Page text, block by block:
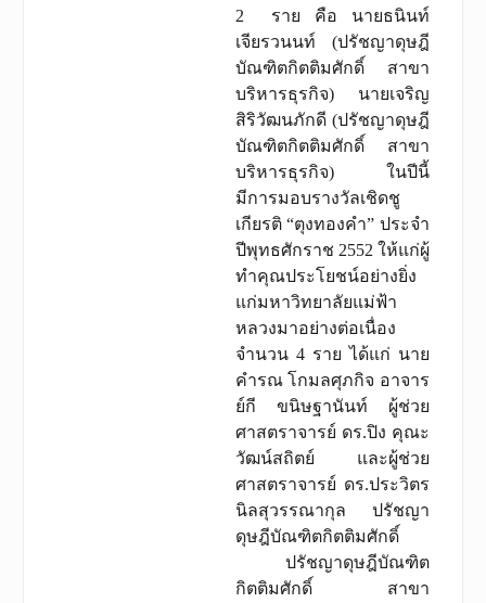
2 ราย คือ นายธนินท์
เจียรวนนท์ (ปรัชญาดุษฎี
บัณฑิตกิตติมศักดิ์ สาขา
บริหารธุรกิจ) นายเจริญ
สิริวัฒนภักดี (ปรัชญาดุษฎี
บัณฑิตกิตติมศักดิ์ สาขา
บริหารธุรกิจ) ในปีนี้
มีการมอบรางวัลเชิดชู
เกียรติ “ตุงทองคำ” ประจำ
ปีพุทธศักราช 2552 ให้แก่ผู้
ทำคุณประโยชน์อย่างยิ่ง
แก่มหาวิทยาลัยแม่ฟ้า
หลวงมาอย่างต่อเนื่อง
จำนวน 4 ราย ได้แก่ นาย
คํารณ โกมลศุภกิจ อาจาร
ย์กี ขนิษฐานันท์ ผู้ช่วย
ศาสตราจารย์ ดร.ปิง คุณะ
วัฒน์สถิตย์ และผู้ช่วย
ศาสตราจารย์ ดร.ประวิตร
นิลสุวรรณากุล ปรัชญา
ดุษฎีบัณฑิตกิตติมศักดิ์
ปรัชญาดุษฎีบัณฑิต
กิตติมศักดิ์ สาขา